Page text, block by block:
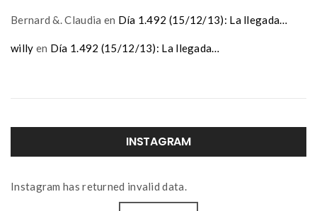
Bernard &. Claudia en Día 1.492 (15/12/13): La llegada…
willy en Día 1.492 (15/12/13): La llegada…
INSTAGRAM
Instagram has returned invalid data.